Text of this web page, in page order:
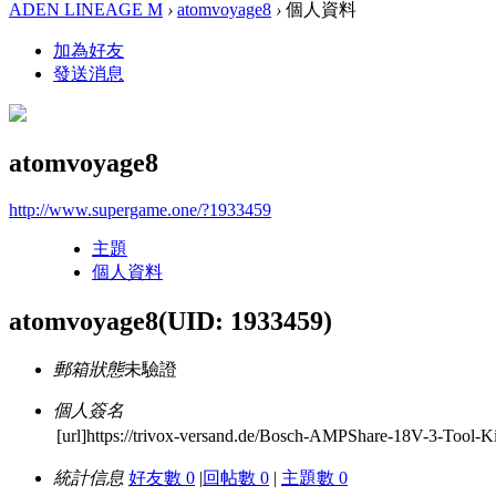
ADEN LINEAGE M › atomvoyage8 › 個人資料
加為好友
發送消息
atomvoyage8
http://www.supergame.one/?1933459
主題
個人資料
atomvoyage8(UID: 1933459)
郵箱狀態未驗證
個人簽名
[url]https://trivox-versand.de/Bosch-AMPShare-18V-3-Tool-
統計信息 好友數 0 |回帖數 0 | 主題數 0